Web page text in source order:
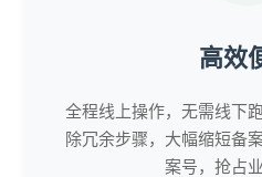
高效
全程线上操作，无需线下
除冗余步骤，大幅缩短备
案号，抢占